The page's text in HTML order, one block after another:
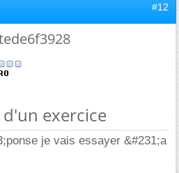
#12
exercice
je vais essayer &#231;a